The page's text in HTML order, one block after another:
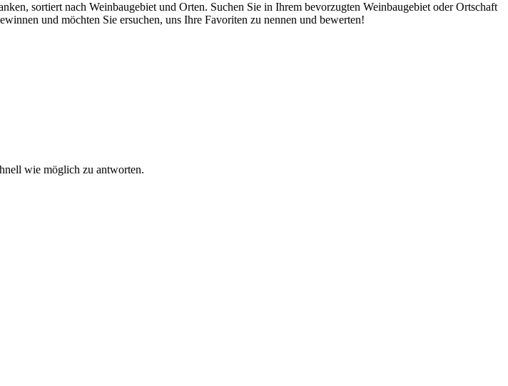
sortiert nach Weinbaugebiet und Orten. Suchen Sie in Ihrem bevorzugten Weinbaugebiet oder Ortschaft
und möchten Sie ersuchen, uns Ihre Favoriten zu nennen und bewerten!
wie möglich zu antworten.